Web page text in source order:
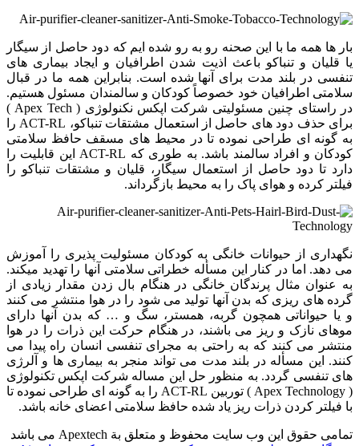
بار ها همه ما با این صحنه رو به رو شده ایم که دود حاصل از سیگار
یا قلیان و تنباکو باعث اذیت شدن اطرافیان و ایجاد بیماری های
تنفسی در بلند مدت برای آنها شده است. بنابراین همه ما در قبال
سلامتی اطرافیان خود خصوصاً کودکان و سالمندان مسئول هستیم.
در راستای چنین مسئولیتی شرکت اپکس نکنولوژی ( Apex Tech )
برای حذف دود های حاصل از استعمال مشتقات تنباکو، ACT-RL را
به گونه ای طراحی نموده تا در محیط های مسقف حافظ سلامتی
کودکان و افراد سالمند باشد. به طوری که ACT-RL این قابلیت را
دارد تا دود حاصل از استعمال سیگار، قلیان و مشتقات تنباکو را
فیلتر کرده و هوای پاک را به محیط بازگرداند.
نگهداری از حیوانات خانگی به کودکان مسئولیت پذیری را آموزش
می دهد. اما در کنار این مسأله خطراتی سلامتی آنها را تهدید میکند.
به عنوان مثال پرندگان خانگی در هنگام بال زدن مقدار زیادی از
گرده های ریزی که بدن آنها تولید می شود را در هوا منتشر می کنند
و یا حیواناتی همچون گربه، همستر، سگ و … که بدن آنها دارای
موهای نازک و ریز می باشند، در هنگام حرکت این ذرات را در هوا
منتشر می کنند که به راحتی به مجرای تنفسی انسان راه پیدا می
کنند. این مسأله در بلند مدت می تواند منجر به بیماری ها و آلرژی
های تنفسی گردد. به منظور حل این مساله شرکت اپکس تکنولوژی
( Apex Technology ) توربین ACT-RL را به گونه ای طراحی نموده تا
با فیلتر کردن ذرات ریز یاد شده حافظ سلامتی اعضای خانه باشد.
تمامی حقوق این وب سایت محفوظ و متعلق بة Apextech می باشد